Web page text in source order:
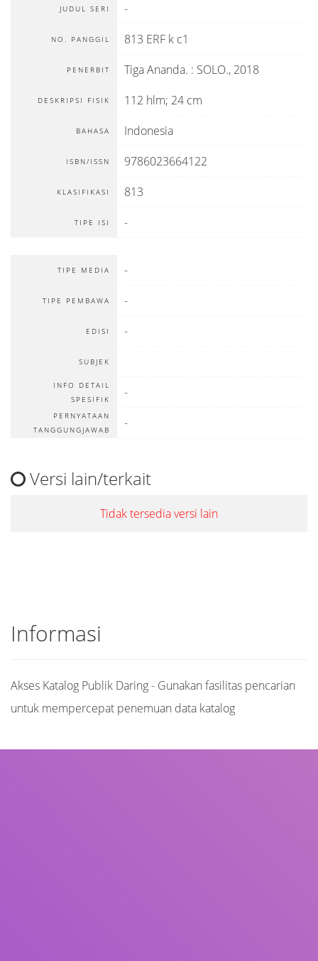
JUDUL SERI -
NO. PANGGIL 813 ERF k c1
PENERBIT Tiga Ananda. : SOLO., 2018
DESKRIPSI FISIK 112 hlm; 24 cm
BAHASA Indonesia
ISBN/ISSN 9786023664122
KLASIFIKASI 813
TIPE ISI -
TIPE MEDIA -
TIPE PEMBAWA -
EDISI -
SUBJEK
INFO DETAIL
SPESIFIK
-
PERNYATAAN
TANGGUNGJAWAB
-
Versi lain/terkait
Tidak tersedia versi lain
Informasi
Akses Katalog Publik Daring - Gunakan fasilitas pencarian
untuk mempercepat penemuan data katalog